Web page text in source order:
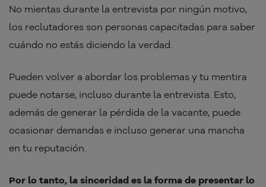
No mientas durante la entrevista por ningún motivo,
los reclutadores son personas capacitadas para saber
cuándo no estás diciendo la verdad.
Pueden volver a abordar los problemas y tu mentira
puede notarse, incluso durante la entrevista. Esto,
además de generar la pérdida de la vacante, puede
ocasionar demandas e incluso generar una mancha
en tu reputación.
Por lo tanto, la sinceridad es la forma de presentar lo